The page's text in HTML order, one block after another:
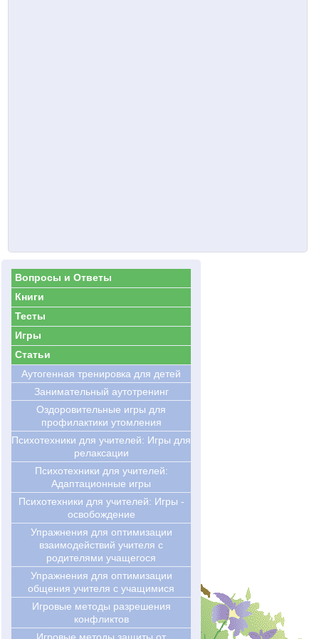
Вопросы и Ответы
Книги
Тесты
Игры
Статьи
Аутогенная тренировка для детей
Занимательный аутотренинг
Оздоровительные игры для
профилактики утомления
Психотехники для учителей: Игры для
релаксации
Психотехники для учителей:
Адаптационные игры
Психотехники для учителей: Игры -
освобождение
Упражнения для оптимизации
взаимодействий учителя с
родителями учащегося
Упражнения для оптимизации
общения учителя с учащимися
Игровые методы разрешения
конфликтов
Игровые методы защиты от